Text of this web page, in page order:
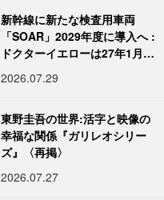
新幹線に新たな検査用車両
「SOAR」2029年度に導入へ :
ドクターイエローは27年1月に
2026.07.29
東野圭吾の世界:活字と映像の
幸福な関係『ガリレオシリー
ズ』〈再掲〉
2026.07.27